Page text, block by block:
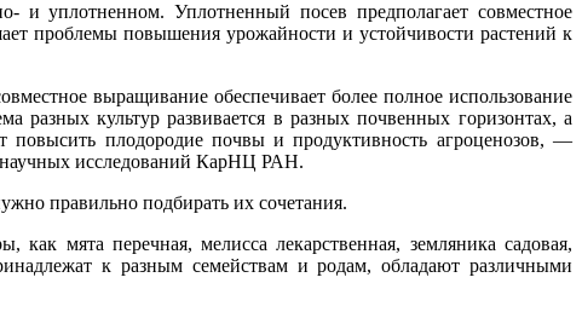
и уплотненном. Уплотненный посев предполагает совместное
проблемы повышения урожайности и устойчивости растений к
выращивание обеспечивает более полное использование
разных культур развивается в разных почвенных горизонтах, а
повысить плодородие почвы и продуктивность агроценозов, —
научных исследований КарНЦ РАН.
правильно подбирать их сочетания.
мята перечная, мелисса лекарственная, земляника садовая,
к разным семействам и родам, обладают различными